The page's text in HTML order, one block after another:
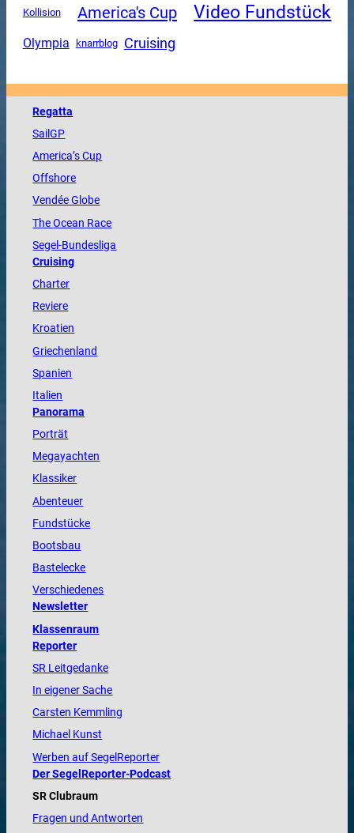
Kollision America's Cup Video Fundstück
Olympia knarrblog Cruising
Regatta
SailGP
America’s Cup
Offshore
VendéeGlobe
TheOcean Race
Segel-Bundesliga
Cruising
Charter
Reviere
Kroatien
Griechenland
Spanien
Italien
Panorama
Porträt
Megayachten
Klassiker
Abenteuer
Fundstücke
Bootsbau
Bastelecke
Verschiedenes
Newsletter
Klassenraum
Reporter
SR Leitgedanke
In eigener Sache
Carsten Kemmling
Michael Kunst
Werben auf SegelReporter
Der SegelReporter-Podcast
SR Clubraum
Fragen und Antworten